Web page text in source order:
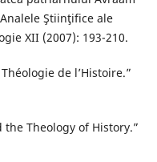
Ştiinţifice ale
XII (2007): 193-210.
de l’Histoire.”
the Theology of History.”